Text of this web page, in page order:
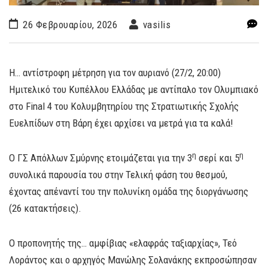
26 Φεβρουαρίου, 2026 vasilis
Η… αντίστροφη μέτρηση για τον αυριανό (27/2, 20:00)
Ημιτελικό του Κυπέλλου Ελλάδας με αντίπαλο τον Ολυμπιακό
στο Final 4 του Κολυμβητηρίου της Στρατιωτικής Σχολής
Ευελπίδων στη Βάρη έχει αρχίσει να μετρά για τα καλά!
Ο ΓΣ Απόλλων Σμύρνης ετοιμάζεται για την 3η σερί και 5η
συνολικά παρουσία του στην Τελική φάση του θεσμού,
έχοντας απέναντί του την πολυνίκη ομάδα της διοργάνωσης
(26 κατακτήσεις).
Ο προπονητής της… αμφίβιας «ελαφράς ταξιαρχίας», Τεό
Λοράντος και ο αρχηγός Μανώλης Σολανάκης εκπροσώπησαν